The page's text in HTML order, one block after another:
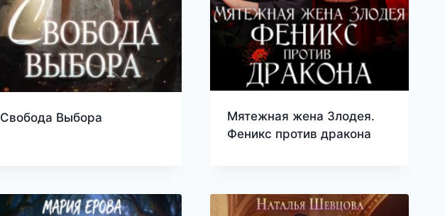
Свобода Выбора
Мятежная жена Злодея.
Феникс против дракона